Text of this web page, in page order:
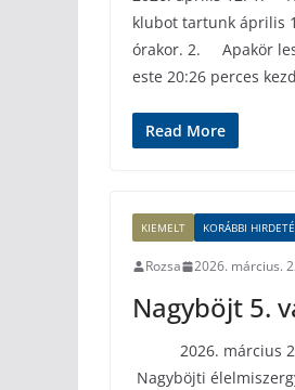
klubot tartunk április
órakor. 2. Apakör
este 20:26 perces
Read More
KIEMELT KORÁBBI
Rozsa 2026. március.
Nagyböjt 5.
2026. március
Nagyböjti